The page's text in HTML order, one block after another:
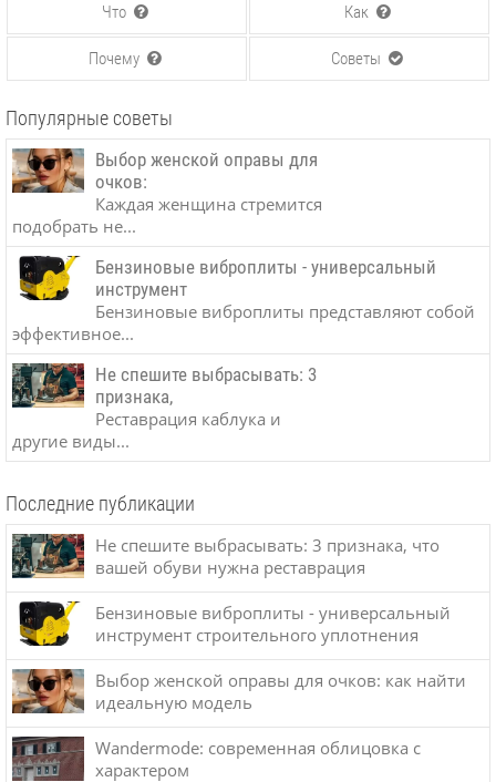
Что Как
Почему Советы
Популярные советы
Выбор женской оправы для
очков:
Каждая женщина стремится
подобрать не...
Бензиновые виброплиты - универсальный
инструмент
Бензиновые виброплиты представляют собой
эффективное...
Не спешите выбрасывать: 3
признака,
Реставрация каблука и
другие виды...
Последние публикации
Не спешите выбрасывать: 3 признака, что
вашей обуви нужна реставрация
Бензиновые виброплиты - универсальный
инструмент строительного уплотнения
Выбор женской оправы для очков: как найти
идеальную модель
Wandermode: современная облицовка с
характером